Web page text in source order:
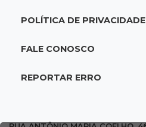
17:51 Arsenal Oculto
Preso em operação da PF
da Gruta do Lago Azul
POLÍTICA DE PRIVACIDADE
FALE CONOSCO
REPORTAR ERRO